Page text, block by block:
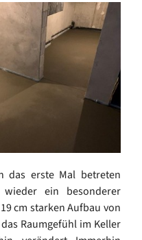
das erste Mal betreten
ein besonderer
cm starken Aufbau von
Raumgefühl im Keller